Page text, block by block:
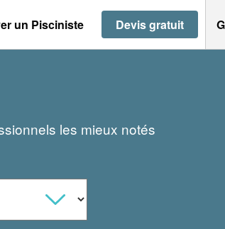
un Pisciniste Devis gratuit
les mieux notés